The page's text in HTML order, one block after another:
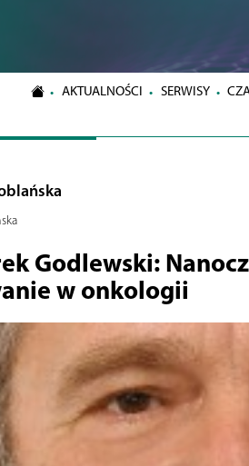
AKTUALNOŚCI SERWISY
Godlewski:
w onkologii